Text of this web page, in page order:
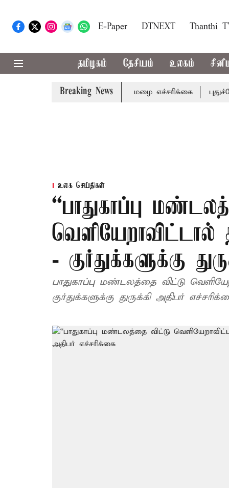
E-Paper DTNEXT Thanthi
தமிழகம் தேசியம் உலகம்
Breaking News
மாவட்டங்களுக்கு கன மழை எச்சரிக்கை புதுச்சேரி
உலக செய்திகள்
“பாதுகாப்பு
- குர்துக்களுக்கு
பாதுகாப்பு மண்டலத்தை விட்டு
குர்துக்களுக்கு துருக்கி அதிபர்